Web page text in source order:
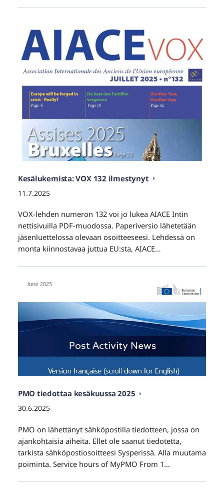
Kesälukemista: VOX 132 ilmestynyt
11.7.2025
VOX-lehden numeron 132 voi jo lukea AIACE Intin
nettisivuilla PDF-muodossa. Paperiversio lähetetään
jäsenluettelossa olevaan osoitteeseesi. Lehdessä on
monta kiinnostavaa juttua EU:sta, AIACE…
PMO tiedottaa kesäkuussa 2025
30.6.2025
PMO on lähettänyt sähköpostilla tiedotteen, jossa on
ajankohtaisia aiheita. Ellet ole saanut tiedotetta,
tarkista sähköpostiosoitteesi Sysperissä. Alla muutama
poiminta. Service hours of MyPMO From 1…